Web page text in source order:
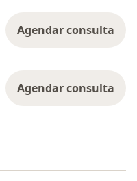
Agendar consulta
Agendar consulta